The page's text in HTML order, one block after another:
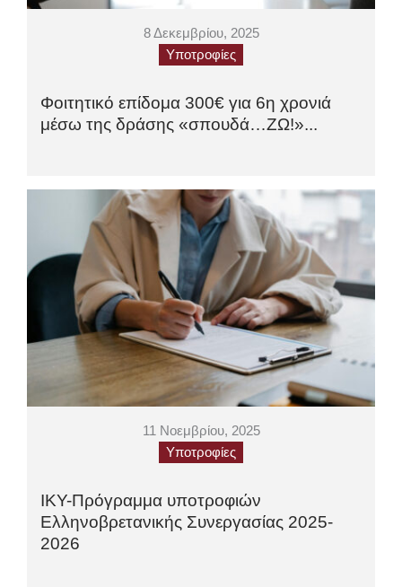
8 Δεκεμβρίου, 2025
Υποτροφίες
Φοιτητικό επίδομα 300€ για 6η χρονιά
μέσω της δράσης «σπουδά…ΖΩ!»...
11 Νοεμβρίου, 2025
Υποτροφίες
ΙΚΥ-Πρόγραμμα υποτροφιών
Ελληνοβρετανικής Συνεργασίας 2025-
2026